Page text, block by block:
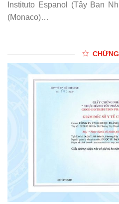
Instituto Espanol (Tây Ban
(Monaco)…